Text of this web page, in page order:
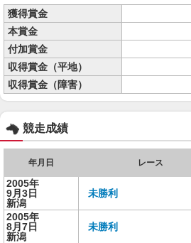
獲得賞金
本賞金
付加賞金
収得賞金（平地）
収得賞金（障害）
競走成績
年月日 レース
2005年
9月3日
新潟
未勝利
2005年
8月7日
新潟
未勝利